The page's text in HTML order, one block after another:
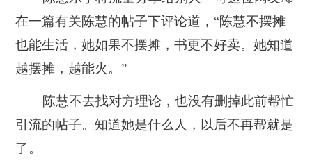
在一篇有关陈慧的帖子下评论道，“陈慧不摆摊
也能生活，她如果不摆摊，书更不好卖。她知道
越摆摊，越能火。”
陈慧不去找对方理论，也没有删掉此前帮忙
引流的帖子。知道她是什么人，以后不再帮就是
了。